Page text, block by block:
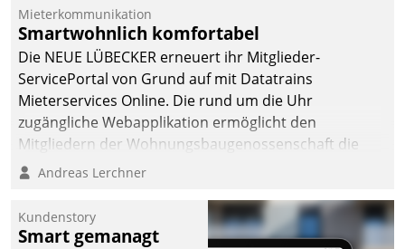
Datatrain ermöglicht
automatisiert ausgelöste,
zielgerichtete
Mieterbefragungen – eine
starke Grundlage für
intelligente,
Entscheidungen.
Mieterkommunikation
Smartwohnlich komfortabel
Die NEUE LÜBECKER erneuert ihr Mitglieder-
ServicePortal von Grund auf mit Datatrains
Mieterservices Online. Die rund um die Uhr
zugängliche Webapplikation ermöglicht den
Mitgliedern der Wohnungs­bau­genossenschaft die
Kontaktaufnahme per Smartphone, Tablet oder PC.
Andreas Lerchner
Kundenstory
Smart gemanagt